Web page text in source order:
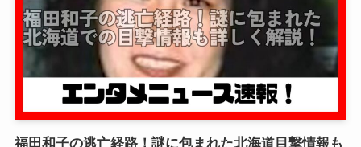
福田和子の逃亡経路！謎に包まれた北海道目撃情報も